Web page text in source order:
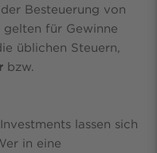
Besteuerung von
für Gewinne
üblichen Steuern,
bzw.
lassen sich
in eine